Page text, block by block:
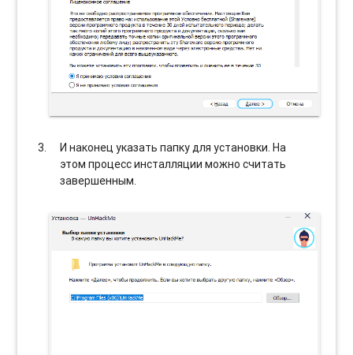
И наконец указать папку для установки. На
этом процесс инсталляции можно считать
завершенным.